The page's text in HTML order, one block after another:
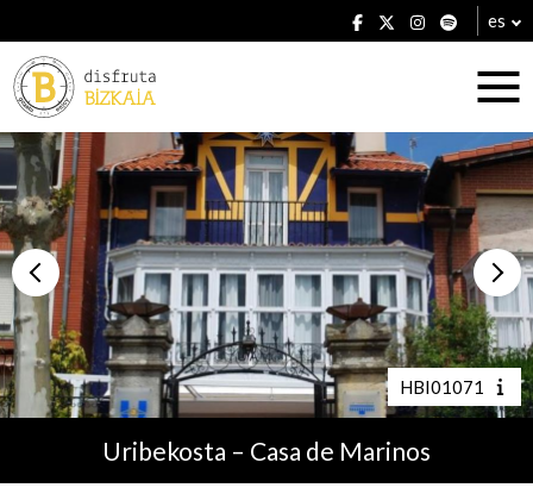
es
Alojamientos
Restaurantes
Planes
HBI01071
Uribekosta – Casa de Marinos